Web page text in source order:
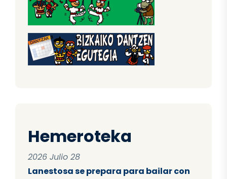
Hemeroteka
2026 Julio 28
Lanestosa se prepara para bailar con